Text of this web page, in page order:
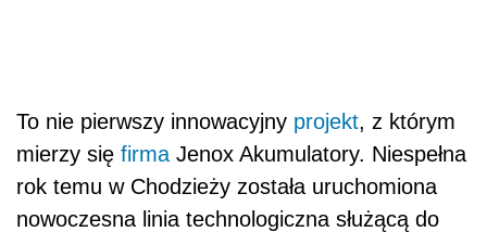
To nie pierwszy innowacyjny projekt, z którym
mierzy się firma Jenox Akumulatory. Niespełna
rok temu w Chodzieży została uruchomiona
nowoczesna linia technologiczna służącą do